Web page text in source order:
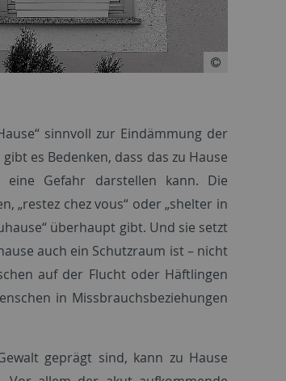
sinnvoll zur Eindämmung der
es Bedenken, dass das zu Hause
Gefahr darstellen kann. Die
„restez chez vous“ oder „shelter in
überhaupt gibt. Und sie setzt
auch ein Schutzraum ist – nicht
auf der Flucht oder Häftlingen
in Missbrauchsbeziehungen
geprägt sind, kann zu Hause